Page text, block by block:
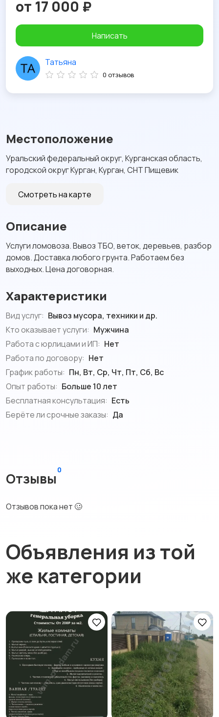
Местоположение
Уральский федеральный округ, Курганская область,
городской округ Курган, Курган, СНТ Пищевик
Смотреть на карте
Описание
Услуги ломовоза. Вывоз ТБО, веток, деревьев, разбор
домов. Доставка любого грунта. Работаем без
выходных. Цена договорная.
Характеристики
Вид услуг: Вывоз мусора, техники и др.
Кто оказывает услуги: Мужчина
Работа с юрлицами и ИП: Нет
Работа по договору: Нет
График работы: Пн, Вт, Ср, Чт, Пт, Сб, Вс
Опыт работы: Больше 10 лет
Бесплатная консультация: Есть
Берёте ли срочные заказы: Да
Отзывы
0
Отзывов пока нет 🥴
от 17 000 ₽
Написать
Татьяна
0 отзывов
Объявления из той
же категории